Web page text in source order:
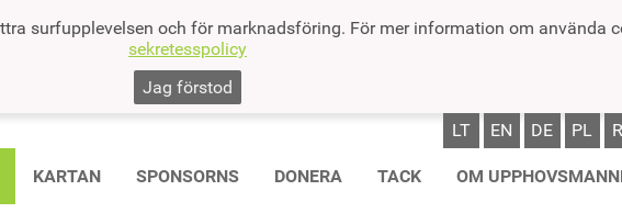
surfupplevelsen och för marknadsföring. För mer information om använda
sekretesspolicy
Jag förstod
LT EN DE PL
KARTAN SPONSORNS DONERA TACK OM